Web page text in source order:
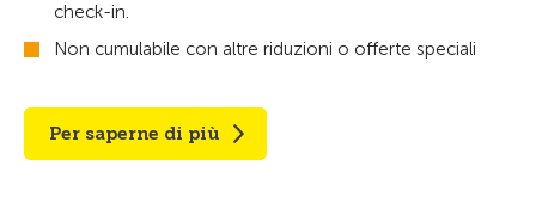
check-in.
Non cumulabile con altre riduzioni o offerte speciali
Per saperne di più